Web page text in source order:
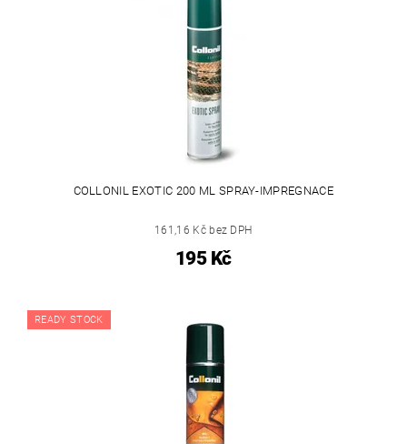
COLLONIL EXOTIC 200 ML SPRAY-IMPREGNACE
161,16 Kč bez DPH
195 Kč
READY STOCK